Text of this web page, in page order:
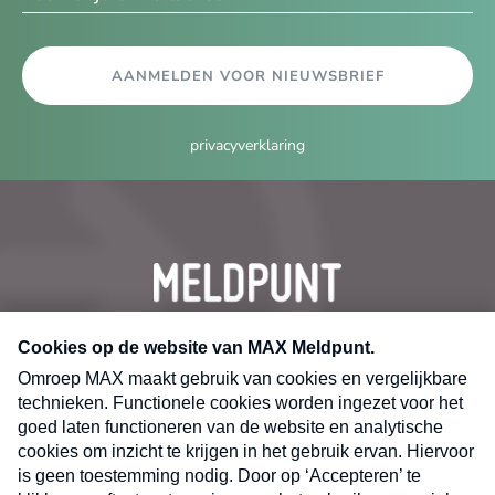
AANMELDEN VOOR NIEUWSBRIEF
privacyverklaring
CONTACT
Volg ons op